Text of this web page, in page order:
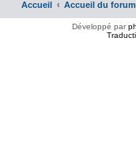
Accueil Accueil du forum
Développé par